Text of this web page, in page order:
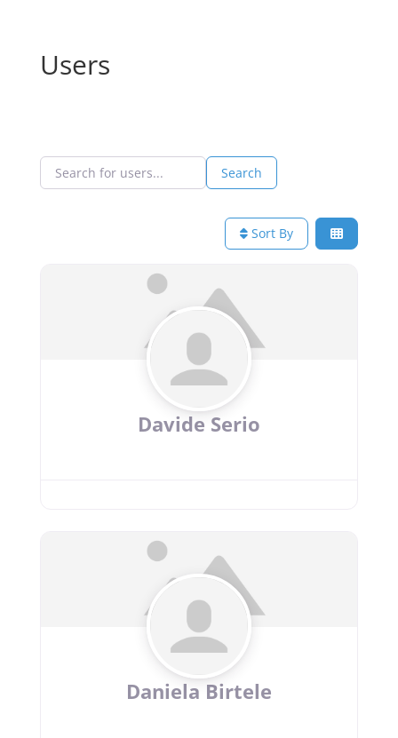
Users
Search for users...
Search for users... Search
Sort By
Davide Serio
Daniela Birtele